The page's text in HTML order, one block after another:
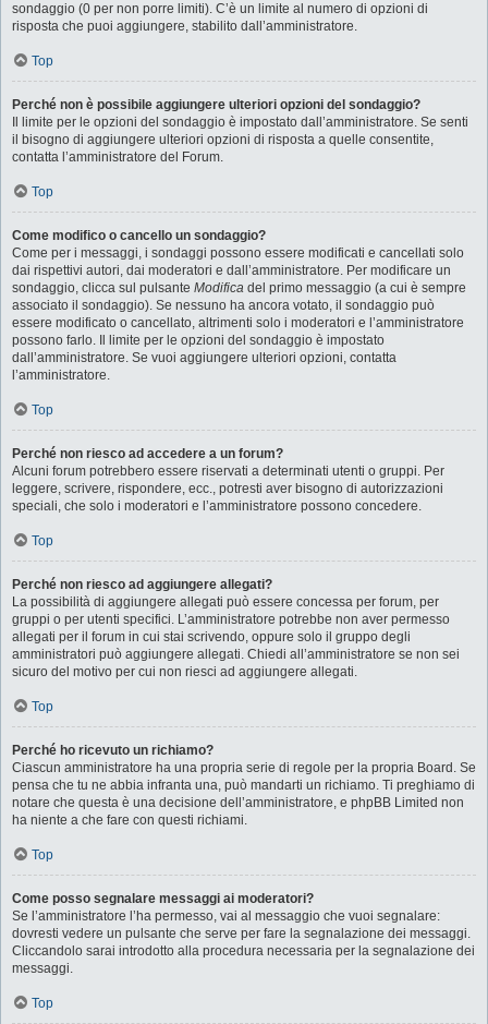
sondaggio (0 per non porre limiti). C’è un limite al numero di opzioni di
risposta che puoi aggiungere, stabilito dall’amministratore.
Top
Perché non è possibile aggiungere ulteriori opzioni del sondaggio?
Il limite per le opzioni del sondaggio è impostato dall’amministratore. Se senti
il bisogno di aggiungere ulteriori opzioni di risposta a quelle consentite,
contatta l’amministratore del Forum.
Top
Come modifico o cancello un sondaggio?
Come per i messaggi, i sondaggi possono essere modificati e cancellati solo
dai rispettivi autori, dai moderatori e dall’amministratore. Per modificare un
sondaggio, clicca sul pulsante Modifica del primo messaggio (a cui è sempre
associato il sondaggio). Se nessuno ha ancora votato, il sondaggio può
essere modificato o cancellato, altrimenti solo i moderatori e l’amministratore
possono farlo. Il limite per le opzioni del sondaggio è impostato
dall’amministratore. Se vuoi aggiungere ulteriori opzioni, contatta
l’amministratore.
Top
Perché non riesco ad accedere a un forum?
Alcuni forum potrebbero essere riservati a determinati utenti o gruppi. Per
leggere, scrivere, rispondere, ecc., potresti aver bisogno di autorizzazioni
speciali, che solo i moderatori e l’amministratore possono concedere.
Top
Perché non riesco ad aggiungere allegati?
La possibilità di aggiungere allegati può essere concessa per forum, per
gruppi o per utenti specifici. L’amministratore potrebbe non aver permesso
allegati per il forum in cui stai scrivendo, oppure solo il gruppo degli
amministratori può aggiungere allegati. Chiedi all’amministratore se non sei
sicuro del motivo per cui non riesci ad aggiungere allegati.
Top
Perché ho ricevuto un richiamo?
Ciascun amministratore ha una propria serie di regole per la propria Board. Se
pensa che tu ne abbia infranta una, può mandarti un richiamo. Ti preghiamo di
notare che questa è una decisione dell’amministratore, e phpBB Limited non
ha niente a che fare con questi richiami.
Top
Come posso segnalare messaggi ai moderatori?
Se l’amministratore l’ha permesso, vai al messaggio che vuoi segnalare:
dovresti vedere un pulsante che serve per fare la segnalazione dei messaggi.
Cliccandolo sarai introdotto alla procedura necessaria per la segnalazione dei
messaggi.
Top